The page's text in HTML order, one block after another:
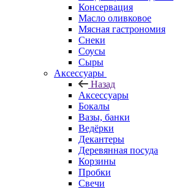
Консервация
Масло оливковое
Мясная гастрономия
Снеки
Соусы
Сыры
Аксессуары
Назад
Аксессуары
Бокалы
Вазы, банки
Ведёрки
Декантеры
Деревянная посуда
Корзины
Пробки
Свечи